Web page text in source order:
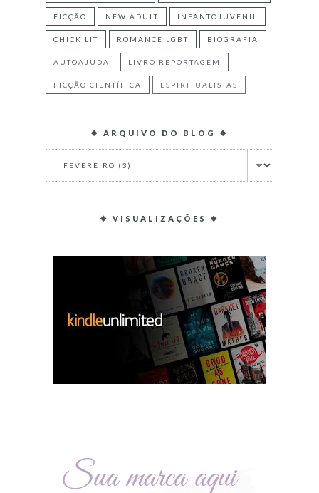
FICÇÃO NEW ADULT INFANTOJUVENIL
CHICK LIT ROMANCE LGBT BIOGRAFIA
AUTOAJUDA LIVRO REPORTAGEM
FICÇÃO CIENTÍFICA ESPIRITUALISTAS
❖ ARQUIVO DO BLOG ❖
❖ VISUALIZAÇÕES ❖